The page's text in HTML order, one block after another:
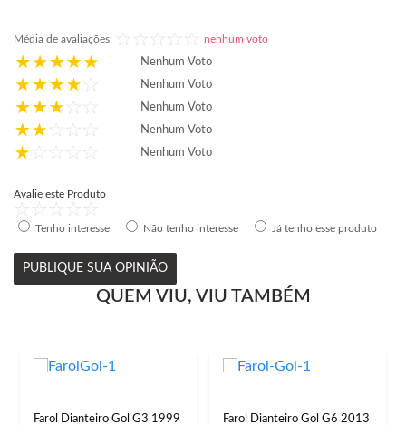
Média de avaliações: nenhum voto
Nenhum Voto
Nenhum Voto
Nenhum Voto
Nenhum Voto
Nenhum Voto
Avalie este Produto
Tenho interesse Não tenho interesse Já tenho esse produto
PUBLIQUE SUA OPINIÃO
QUEM VIU, VIU TAMBÉM
Farol Dianteiro Gol G3 1999
Farol Dianteiro Gol G6 2013